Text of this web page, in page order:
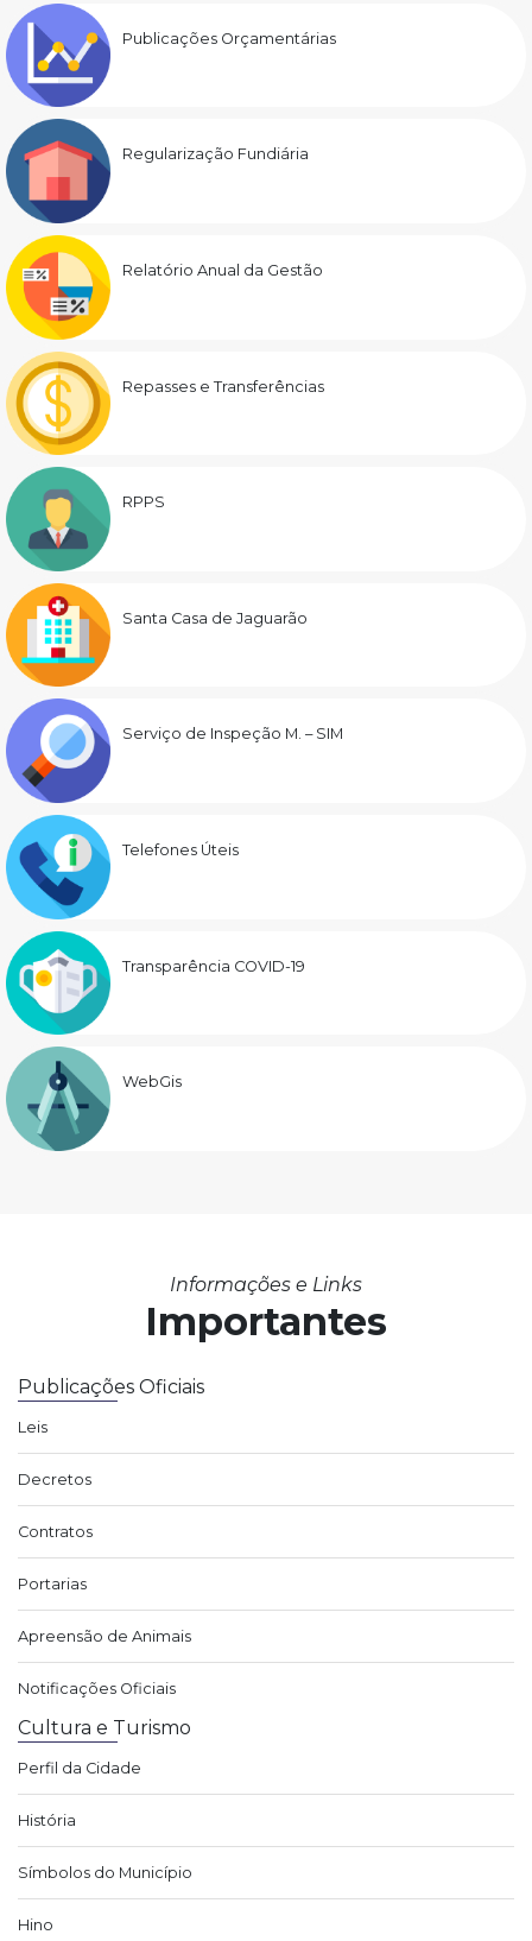
Publicações Orçamentárias
Regularização Fundiária
Relatório Anual da Gestão
Repasses e Transferências
RPPS
Santa Casa de Jaguarão
Serviço de Inspeção M. – SIM
Telefones Úteis
Transparência COVID-19
WebGis
Informações e Links
Importantes
Publicações Oficiais
Leis
Decretos
Contratos
Portarias
Apreensão de Animais
Notificações Oficiais
Cultura e Turismo
Perfil da Cidade
História
Símbolos do Município
Hino